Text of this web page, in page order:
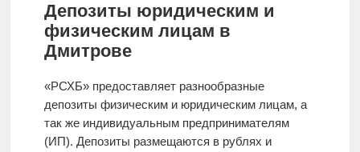
Депозиты юридическим и
физическим лицам в
Дмитрове
«РСХБ» предоставляет разнообразные
депозиты физическим и юридическим лицам, а
так же индивидуальным предпринимателям
(ИП). Депозиты размещаются в рублях и